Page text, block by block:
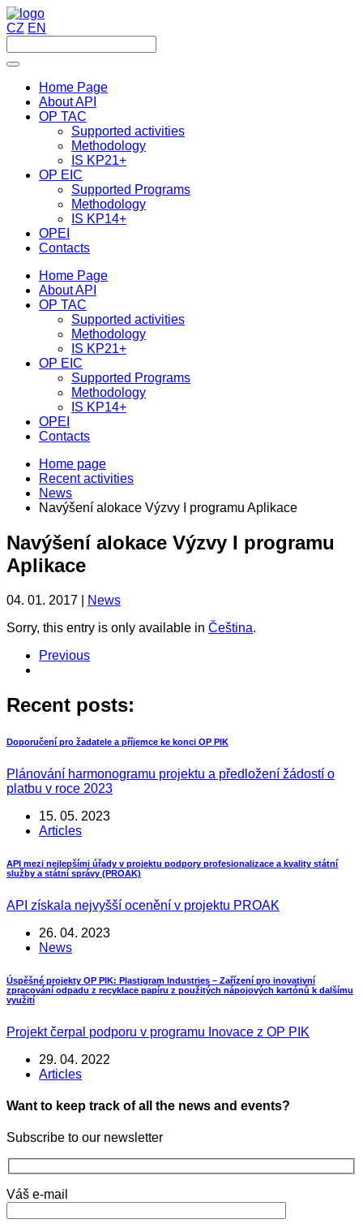
CZ EN
Home Page
About API
OP TAC
Supported activities
Methodology
IS KP21+
OP EIC
Supported Programs
Methodology
IS KP14+
OPEI
Contacts
Home Page
About API
OP TAC
Supported activities
Methodology
IS KP21+
OP EIC
Supported Programs
Methodology
IS KP14+
OPEI
Contacts
Home page
Recent activities
News
Navýšení alokace Výzvy I programu Aplikace
Navýšení alokace Výzvy I programu
Aplikace
04. 01. 2017 |
News
Sorry, this entry is only available in Čeština.
Previous
Recent posts:
Doporučení pro žadatele a příjemce ke konci OP PIK
Plánování harmonogramu projektu a předložení žádostí o
platbu v roce 2023
15. 05. 2023
Articles
API mezi nejlepšími úřady v projektu podpory profesionalizace a kvality státní
služby a státní správy (PROAK)
API získala nejvyšší ocenění v projektu PROAK
26. 04. 2023
News
Úspěšné projekty OP PIK: Plastigram Industries – Zařízení pro inovativní
zpracování odpadu z recyklace papíru z použitých nápojových kartónů k dalšímu
využití
Projekt čerpal podporu v programu Inovace z OP PIK
29. 04. 2022
Articles
Want to keep track of all the news and events?
Subscribe to our newsletter
Váš e-mail